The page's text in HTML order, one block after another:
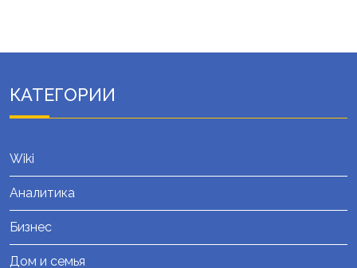
КАТЕГОРИИ
Wiki
Аналитика
Бизнес
Дом и семья